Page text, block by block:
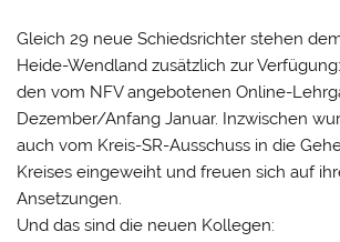
Gleich 29 neue Schiedsrichter stehen
Heide-Wendland zusätzlich zur
den vom NFV angebotenen Online-
Dezember/Anfang Januar. Inzwischen
auch vom Kreis-SR-Ausschuss in die
Kreises eingeweiht und freuen sich auf
Ansetzungen.
Und das sind die neuen Kollegen: